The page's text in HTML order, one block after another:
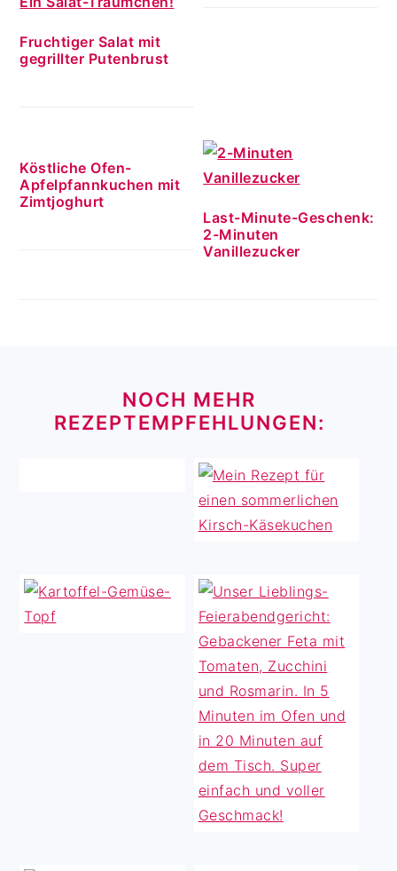
Fruchtiger Salat mit
gegrillter Putenbrust
Köstliche Ofen-
Apfelpfannkuchen mit
Zimtjoghurt
Last-Minute-Geschenk:
2-Minuten
Vanillezucker
NOCH MEHR
REZEPTEMPFEHLUNGEN: